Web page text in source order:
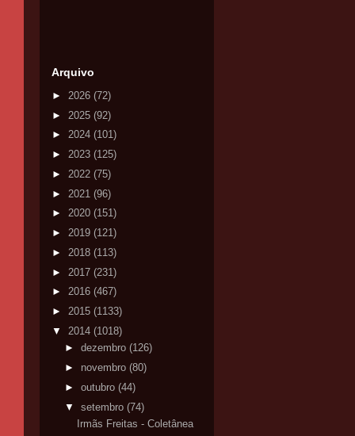
Arquivo
► 2026 (72)
► 2025 (92)
► 2024 (101)
► 2023 (125)
► 2022 (75)
► 2021 (96)
► 2020 (151)
► 2019 (121)
► 2018 (113)
► 2017 (231)
► 2016 (467)
► 2015 (1133)
▼ 2014 (1018)
► dezembro (126)
► novembro (80)
► outubro (44)
▼ setembro (74)
Irmãs Freitas - Coletânea